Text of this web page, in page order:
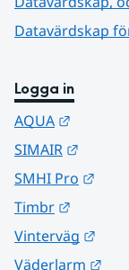
Datavärdskap
Logga in
AQUA
SIMAIR
SMHI Pro
Timbr
Vinterväg
Väderlarm